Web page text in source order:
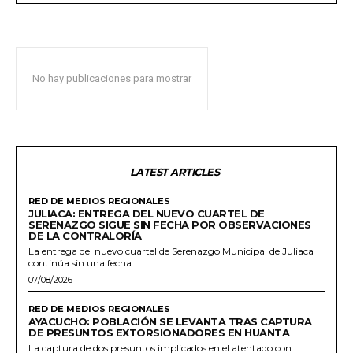
No hay publicaciones para mostrar
LATEST ARTICLES
RED DE MEDIOS REGIONALES
JULIACA: ENTREGA DEL NUEVO CUARTEL DE
SERENAZGO SIGUE SIN FECHA POR OBSERVACIONES
DE LA CONTRALORÍA
La entrega del nuevo cuartel de Serenazgo Municipal de Juliaca
continúa sin una fecha...
07/08/2026
RED DE MEDIOS REGIONALES
AYACUCHO: POBLACIÓN SE LEVANTA TRAS CAPTURA
DE PRESUNTOS EXTORSIONADORES EN HUANTA
La captura de dos presuntos implicados en el atentado con